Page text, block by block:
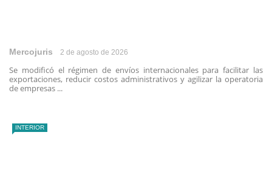
Mercojuris 2 de agosto de 2026
Se modificó el régimen de envíos internacionales para facilitar las
exportaciones, reducir costos administrativos y agilizar la operatoria
de empresas ...
INTERIOR